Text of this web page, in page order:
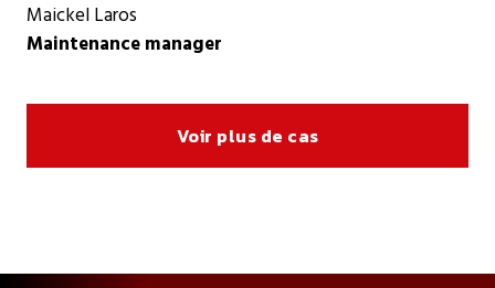
Maickel Laros
Maintenance manager
Voir plus de cas